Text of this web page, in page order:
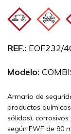
REF.: EOF232/
Modelo:
Armario de
productos
sólidos),
según FWF de 90